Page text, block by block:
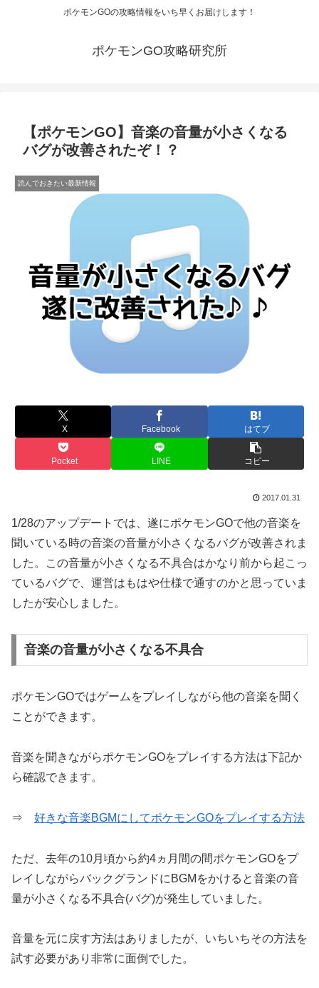
ポケモンGOの攻略情報をいち早くお届けします！
ポケモンGO攻略研究所
【ポケモンGO】音楽の音量が小さくなる
バグが改善されたぞ！？
読んでおきたい最新情報
X Facebook はてブ
Pocket LINE コピー
2017.01.31
1/28のアップデートでは、遂にポケモンGOで他の音楽を
聞いている時の音楽の音量が小さくなるバグが改善されま
した。この音量が小さくなる不具合はかなり前から起こっ
ているバグで、運営はもはや仕様で通すのかと思っていま
したが安心しました。
音楽の音量が小さくなる不具合
ポケモンGOではゲームをプレイしながら他の音楽を聞く
ことができます。
音楽を聞きながらポケモンGOをプレイする方法は下記か
ら確認できます。
⇒ 好きな音楽BGMにしてポケモンGOをプレイする方法
ただ、去年の10月頃から約4ヵ月間の間ポケモンGOをプ
レイしながらバックグランドにBGMをかけると音楽の音
量が小さくなる不具合(バグ)が発生していました。
音量を元に戻す方法はありましたが、いちいちその方法を
試す必要があり非常に面倒でした。